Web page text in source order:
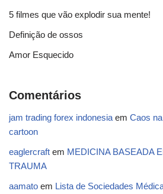
5 filmes que vão explodir sua mente!
Definição de ossos
Amor Esquecido
Comentários
jam trading forex indonesia em Caos
cartoon
eaglercraft em MEDICINA BASEADA
TRAUMA
aamato em Lista de Sociedades